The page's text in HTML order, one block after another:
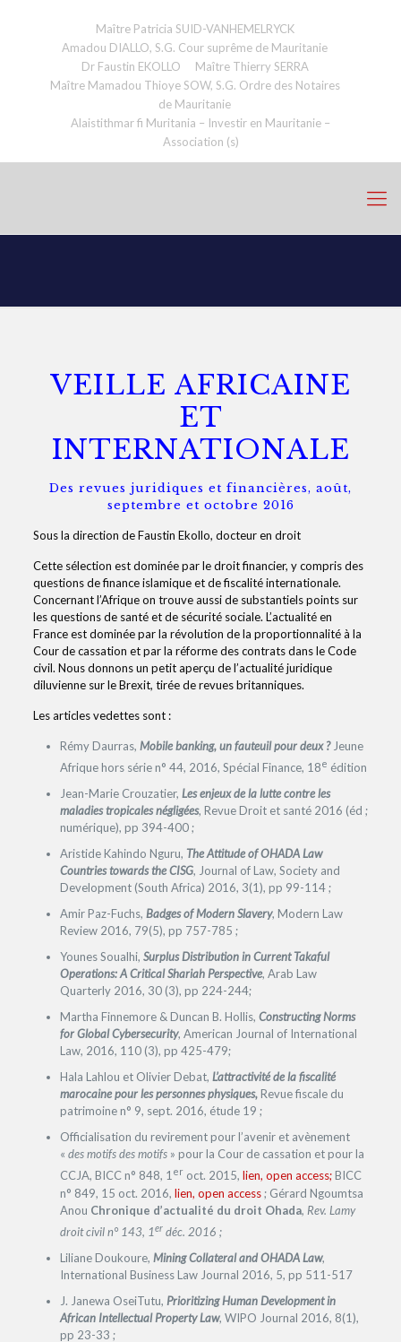
Maître Patricia SUID-VANHEMELRYCK
Amadou DIALLO, S.G. Cour suprême de Mauritanie
Dr Faustin EKOLLO
Maître Thierry SERRA
Maître Mamadou Thioye SOW, S.G. Ordre des Notaires
de Mauritanie
Alaistithmar fi Muritania – Investir en Mauritanie –
Association (s)
VEILLE AFRICAINE
ET
INTERNATIONALE
Des revues juridiques et financières, août,
septembre et octobre 2016
Sous la direction de Faustin Ekollo, docteur en droit
Cette sélection est dominée par le droit financier, y compris des
questions de finance islamique et de fiscalité internationale.
Concernant l’Afrique on trouve aussi de substantiels points sur
les questions de santé et de sécurité sociale. L’actualité en
France est dominée par la révolution de la proportionnalité à la
Cour de cassation et par la réforme des contrats dans le Code
civil. Nous donnons un petit aperçu de l’actualité juridique
diluvienne sur le Brexit, tirée de revues britanniques.
Les articles vedettes sont :
Rémy Daurras, Mobile banking, un fauteuil pour deux ?Jeune
Afrique hors série n° 44, 2016, Spécial Finance, 18e édition
Jean-Marie Crouzatier, Les enjeux de la lutte contre les
maladies tropicales négligées, Revue Droit et santé 2016 (éd ;
numérique), pp 394-400 ;
Aristide Kahindo Nguru, The Attitude of OHADA Law
Countries towards the CISG, Journal of Law, Society and
Development (South Africa) 2016, 3(1), pp 99-114 ;
Amir Paz-Fuchs, Badges of Modern Slavery, Modern Law
Review 2016, 79(5), pp 757-785 ;
Younes Soualhi, Surplus Distribution in Current Takaful
Operations: A Critical Shariah Perspective, Arab Law
Quarterly 2016, 30 (3), pp 224-244;
Martha Finnemore & Duncan B. Hollis, Constructing Norms
for Global Cybersecurity, American Journal of International
Law, 2016, 110 (3), pp 425-479;
Hala Lahlou et Olivier Debat, L’attractivité de la fiscalité
marocaine pour les personnes physiques,Revue fiscale du
patrimoine n° 9, sept. 2016, étude 19 ;
Officialisation du revirement pour l’avenir et avènement
« des motifs des motifs» pour la Cour de cassation et pour la
CCJA, BICC n° 848, 1er oct. 2015, lien, open access; BICC
n° 849, 15 oct. 2016, lien, open access; Gérard Ngoumtsa
Anou Chronique d’actualité du droit Ohada, Rev. Lamy
droit civil n° 143, 1erdéc. 2016 ;
Liliane Doukoure, Mining Collateral and OHADA Law,
International Business Law Journal 2016, 5, pp 511-517
J. Janewa OseiTutu, Prioritizing Human Development in
African Intellectual Property Law, WIPO Journal 2016, 8(1),
pp 23-33 ;